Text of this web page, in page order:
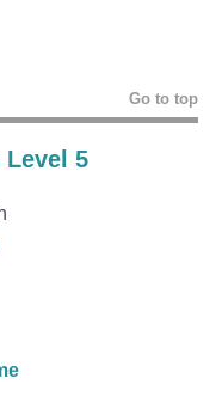
Go to top
5